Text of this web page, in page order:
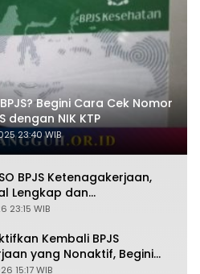
Begini Cara Cek Nomor
dengan NIK KTP
23:40 WIB
BPJS Ketenagakerjaan,
Lengkap dan
23:15 WIB
Kembali BPJS
yang Nonaktif, Begini
15:17 WIB